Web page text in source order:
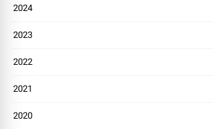
2024
2023
2022
2021
2020